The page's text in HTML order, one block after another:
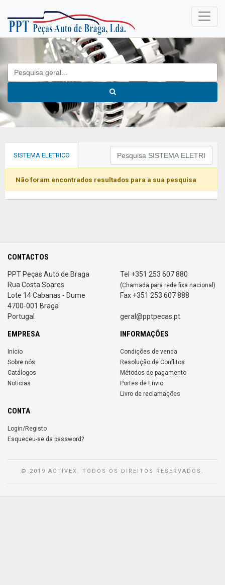
SISTEMA ELETRICO
Não foram encontrados resultados para a sua pesquisa
CONTACTOS
PPT Peças Auto de Braga
Rua Costa Soares
Lote 14 Cabanas - Dume
4700-001 Braga
Portugal
Tel +351 253 607 880
(Chamada para rede fixa nacional)
Fax +351 253 607 888
geral@pptpecas.pt
EMPRESA
Início
Sobre nós
Catálogos
Noticias
INFORMAÇÕES
Condições de venda
Resolução de Conflitos
Métodos de pagamento
Portes de Envio
Livro de reclamações
CONTA
Login/Registo
Esqueceu-se da password?
© 2019 ACTIVEX. TODOS OS DIREITOS RESERVADOS.